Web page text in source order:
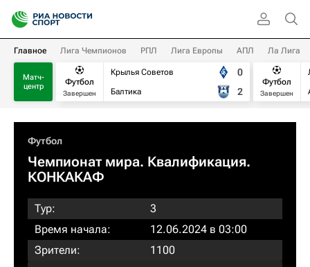
Главное Лига Чемпионов РПЛ Лига Европы АПЛ Ла Лига
Матч-
центр
Футбол
Завершен
Крылья Советов
Балтика
0
2
Футбол
Завершен
Футбол
Чемпионат мира. Квалификация.
КОНКАКАФ
Тур:
3
Время начала:
12.06.2024 в 03:00
Зрители:
1100